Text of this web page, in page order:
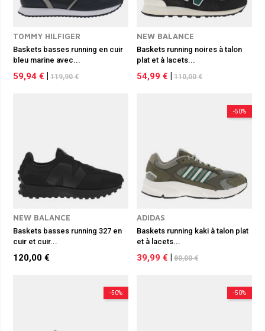
TOMMY HILFIGER
Baskets basses running en cuir
bleu marine avec...
59,94 € 119,90 €
NEW BALANCE
Baskets running noires à talon
plat et à lacets...
54,99 € 110,00 €
NEW BALANCE
Baskets basses running 327 en
cuir et cuir...
120,00 €
-50%
ADIDAS
Baskets running kaki à talon plat
et à lacets...
39,99 € 80,00 €
-50% -50%